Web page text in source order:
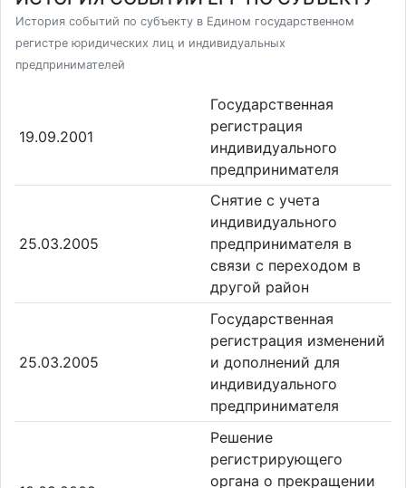
История событий по субъекту в Едином государственном
регистре юридических лиц и индивидуальных
предпринимателей
19.09.2001
Государственная
регистрация
индивидуального
предпринимателя
25.03.2005
Снятие с учета
индивидуального
предпринимателя в
связи с переходом в
другой район
25.03.2005
Государственная
регистрация изменений
и дополнений для
индивидуального
предпринимателя
Решение
регистрирующего
органа о прекращении